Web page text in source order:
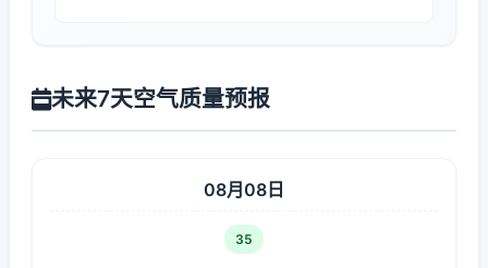
未来7天空气质量预报
08月08日
35